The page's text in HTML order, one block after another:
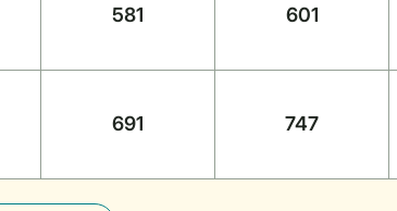
581 601
691 747